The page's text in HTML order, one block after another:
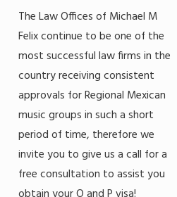
The Law Offices of Michael M
Felix continue to be one of the
most successful law firms in the
country receiving consistent
approvals for Regional Mexican
music groups in such a short
period of time, therefore we
invite you to give us a call for a
free consultation to assist you